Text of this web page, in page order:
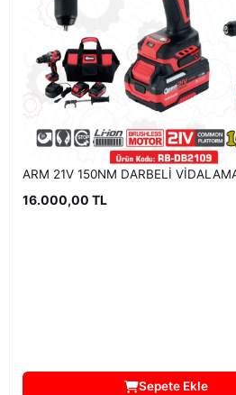
ARM 21V 150NM DARBELİ
16.000,00 TL
Sepete Ekle